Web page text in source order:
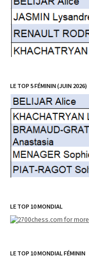
LE TOP 5 FÉMININ (JUIN 2026)
LE TOP 10 MONDIAL
LE TOP 10 MONDIAL FÉMININ